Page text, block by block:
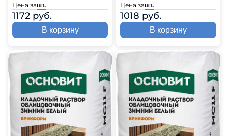
Цена зашт.
1172 руб.
В корзину
Цена зашт.
1018 руб.
В корзину